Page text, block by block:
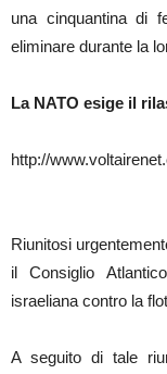
una cinquantina di
eliminare durante la
La NATO esige il
http://
Riunitosi
il Consiglio
israeliana contro la
A seguito di tale